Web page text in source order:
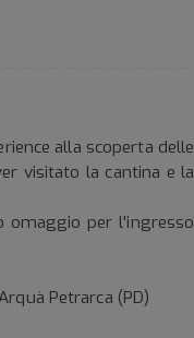
alla scoperta delle
visitato la cantina e la
omaggio per l'ingresso
Petrarca (PD)